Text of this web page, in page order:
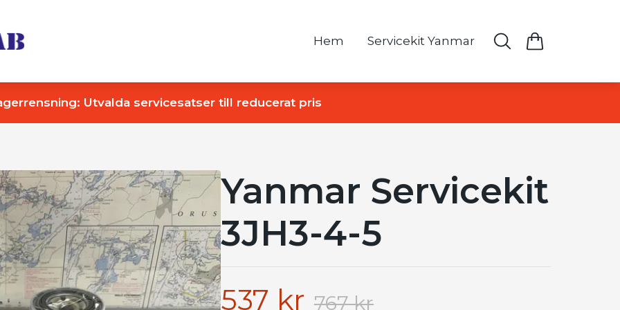
Hem Servicekit Yanmar
Utvalda servicesatser till reducerat pris
Yanmar Servicekit
3JH3-4-5
537 kr 767 kr